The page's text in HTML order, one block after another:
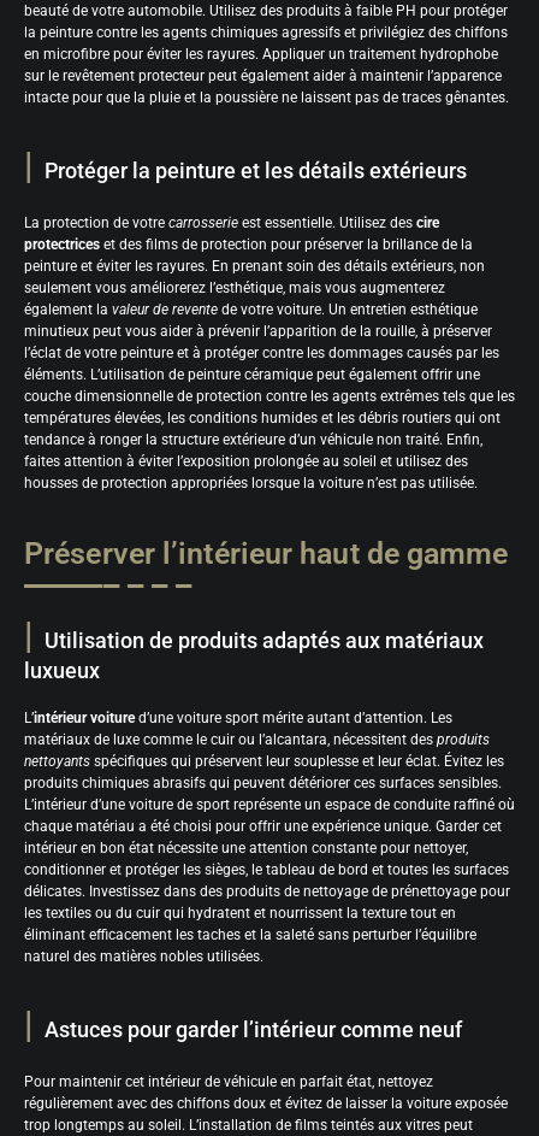
beauté de votre automobile. Utilisez des produits à faible PH pour protéger
la peinture contre les agents chimiques agressifs et privilégiez des chiffons
en microfibre pour éviter les rayures. Appliquer un traitement hydrophobe
sur le revêtement protecteur peut également aider à maintenir l’apparence
intacte pour que la pluie et la poussière ne laissent pas de traces gênantes.
Protéger la peinture et les détails extérieurs
La protection de votre carrosserie est essentielle. Utilisez des cire
protectrices et des films de protection pour préserver la brillance de la
peinture et éviter les rayures. En prenant soin des détails extérieurs, non
seulement vous améliorerez l’esthétique, mais vous augmenterez
également la valeur de revente de votre voiture. Un entretien esthétique
minutieux peut vous aider à prévenir l’apparition de la rouille, à préserver
l’éclat de votre peinture et à protéger contre les dommages causés par les
éléments. L’utilisation de peinture céramique peut également offrir une
couche dimensionnelle de protection contre les agents extrêmes tels que les
températures élevées, les conditions humides et les débris routiers qui ont
tendance à ronger la structure extérieure d’un véhicule non traité. Enfin,
faites attention à éviter l’exposition prolongée au soleil et utilisez des
housses de protection appropriées lorsque la voiture n’est pas utilisée.
Préserver l’intérieur haut de gamme
Utilisation de produits adaptés aux matériaux
luxueux
L’intérieur voitured’une voiture sport mérite autant d’attention. Les
matériaux de luxe comme le cuir ou l’alcantara, nécessitent des produits
nettoyants spécifiques qui préservent leur souplesse et leur éclat. Évitez les
produits chimiques abrasifs qui peuvent détériorer ces surfaces sensibles.
L’intérieur d’une voiture de sport représente un espace de conduite raffiné où
chaque matériau a été choisi pour offrir une expérience unique. Garder cet
intérieur en bon état nécessite une attention constante pour nettoyer,
conditionner et protéger les sièges, le tableau de bord et toutes les surfaces
délicates. Investissez dans des produits de nettoyage de prénettoyage pour
les textiles ou du cuir qui hydratent et nourrissent la texture tout en
éliminant efficacement les taches et la saleté sans perturber l’équilibre
naturel des matières nobles utilisées.
Astuces pour garder l’intérieur comme neuf
Pour maintenir cet intérieur de véhicule en parfait état, nettoyez
régulièrement avec des chiffons doux et évitez de laisser la voiture exposée
trop longtemps au soleil. L’installation de films teintés aux vitres peut